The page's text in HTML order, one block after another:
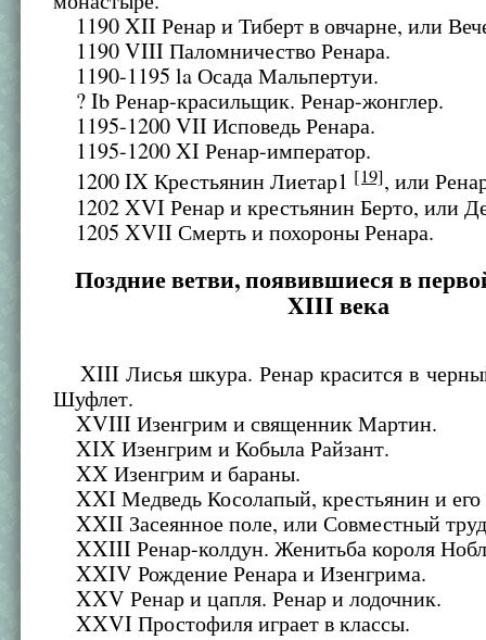
1190 XII Ренар и Тиберт в овчарне, или
1190 VIII Паломничество Ренара.
1190-1195 la Осада Мальпертуи.
? Ib Ренар-красильщик. Ренар-жонглер.
1195-1200 VII Исповедь Ренара.
1195-1200 XI Ренар-император.
1200 IX Крестьянин Лиетар1 [19], или
1202 XVI Ренар и крестьянин Берто, или
1205 XVII Смерть и похороны Ренара.
Поздние ветви, появившиеся в
XIII века
XIII Лисья шкура. Ренар красится в
Шуфлет.
XVIII Изенгрим и священник Мартин.
XIX Изенгрим и Кобыла Райзант.
XX Изенгрим и бараны.
XXI Медведь Косолапый, крестьянин и
XXII Засеянное поле, или Совместный
XXIII Ренар-колдун. Женитьба короля
XXIV Рождение Ренара и Изенгрима.
XXV Ренар и цапля. Ренар и лодочник.
XXVI Простофиля играет в классы.